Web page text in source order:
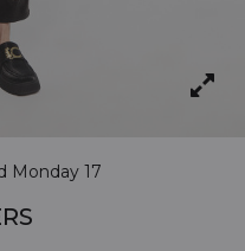
Monday 17